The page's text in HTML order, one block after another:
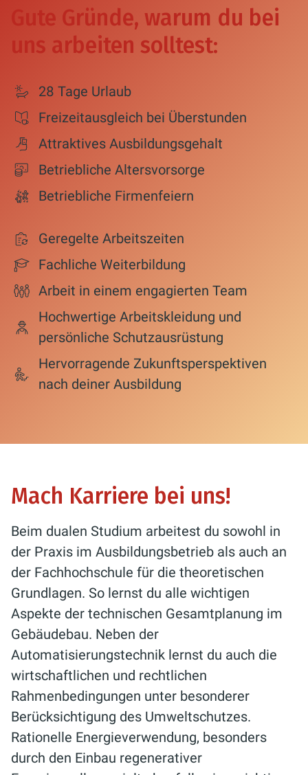
Gute Gründe, warum du bei
uns arbeiten solltest:
28 Tage Urlaub
Freizeitausgleich bei Überstunden
Attraktives Ausbildungsgehalt
Betriebliche Altersvorsorge
Betriebliche Firmenfeiern
Geregelte Arbeitszeiten
Fachliche Weiterbildung
Arbeit in einem engagierten Team
Hochwertige Arbeitskleidung und
persönliche Schutzausrüstung
Hervorragende Zukunftsperspektiven
nach deiner Ausbildung
Mach Karriere bei uns!
Beim dualen Studium arbeitest du sowohl in
der Praxis im Ausbildungsbetrieb als auch an
der Fachhochschule für die theoretischen
Grundlagen. So lernst du alle wichtigen
Aspekte der technischen Gesamtplanung im
Gebäudebau. Neben der
Automatisierungstechnik lernst du auch die
wirtschaftlichen und rechtlichen
Rahmenbedingungen unter besonderer
Berücksichtigung des Umweltschutzes.
Rationelle Energieverwendung, besonders
durch den Einbau regenerativer